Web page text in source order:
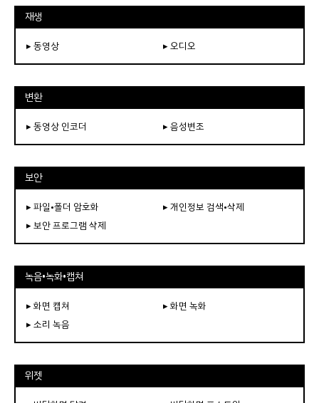
재생
▸ 동영상 ▸ 오디오
변환
▸ 동영상 인코더 ▸ 음성변조
보안
▸ 파일•폴더 암호화
▸ 개인정보 검색•삭제
▸ 보안 프로그램 삭제
녹음•녹화•캡쳐
▸ 화면 캡쳐
▸ 화면 녹화
▸ 소리 녹음
위젯